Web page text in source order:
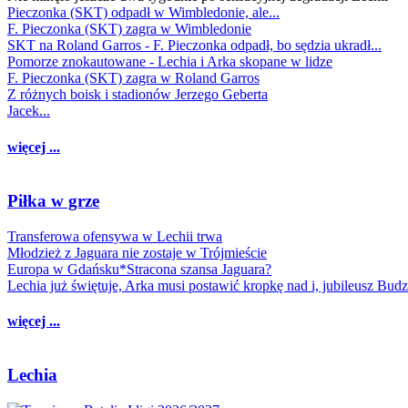
Pieczonka (SKT) odpadł w Wimbledonie, ale...
F. Pieczonka (SKT) zagra w Wimbledonie
SKT na Roland Garros - F. Pieczonka odpadł, bo sędzia ukradł...
Pomorze znokautowane - Lechia i Arka skopane w lidze
F. Pieczonka (SKT) zagra w Roland Garros
Z różnych boisk i stadionów Jerzego Geberta
Jacek...
więcej ...
Piłka w grze
Transferowa ofensywa w Lechii trwa
Młodzież z Jaguara nie zostaje w Trójmieście
Europa w Gdańsku*Stracona szansa Jaguara?
Lechia już świętuje, Arka musi postawić kropkę nad i, jubileusz
więcej ...
Lechia